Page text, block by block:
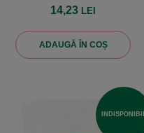
14,23 LEI
ADAUGĂ ÎN COȘ
INDISPONIBIL